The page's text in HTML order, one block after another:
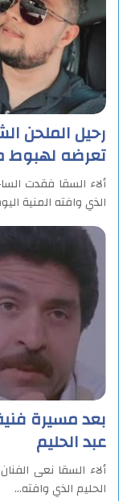
رحيل الملحن
تعرضه لهبوط
ألاء السقا فقدت
الذي وافته المنية
بعد مسيرة
عبد الحليم
ألاء السقا نعى
الحليم الذي وافته…